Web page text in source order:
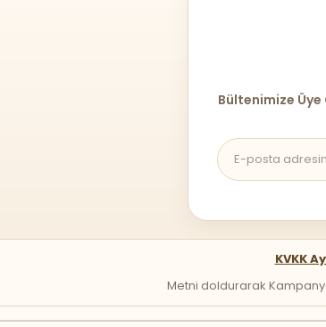
Bültenimize Üye
KVKK
Metni doldurarak